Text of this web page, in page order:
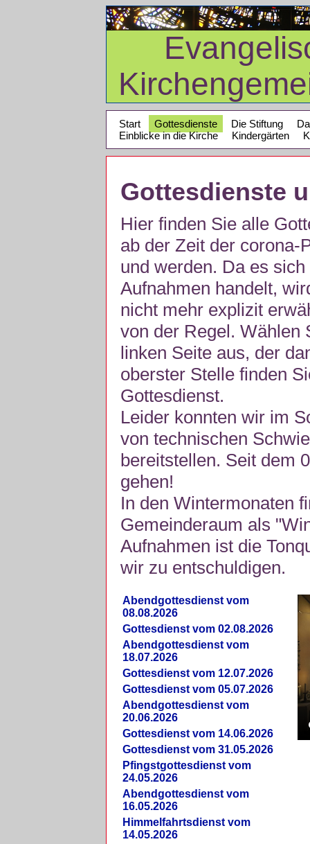
Start Gottesdienste Die Stiftung
Einblicke in die Kirche
Kindergärten
Gottesdienste
Hier finden Sie alle
ab der Zeit der corona-
und werden. Da es
Aufnahmen handelt,
nicht mehr explizit
von der Regel. Wählen
linken Seite aus, der
oberster Stelle finden
Gottesdienst.
Leider konnten wir im
von technischen
bereitstellen. Seit dem
gehen!
In den Wintermonaten
Gemeinderaum als
Aufnahmen ist die
wir zu entschuldigen.
Abendgottesdienst vom
08.08.2026
Gottesdienst vom 02.08.2026
Abendgottesdienst vom
18.07.2026
Gottesdienst vom 12.07.2026
Gottesdienst vom 05.07.2026
Abendgottesdienst vom
20.06.2026
Gottesdienst vom 14.06.2026
Gottesdienst vom 31.05.2026
Pfingstgottesdienst vom
24.05.2026
Abendgottesdienst vom
16.05.2026
Himmelfahrtsdienst vom
14.05.2026